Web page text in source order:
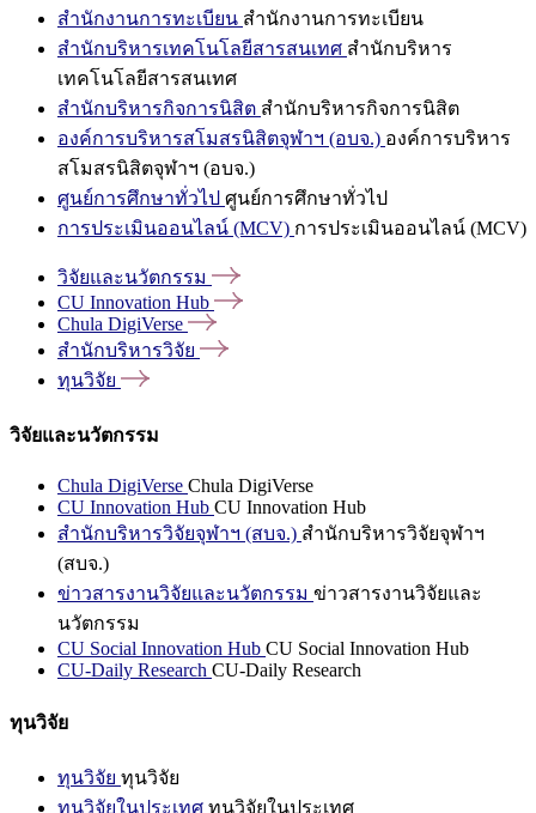
สำนักงานการทะเบียน สำนักงานการทะเบียน
สำนักบริหารเทคโนโลยีสารสนเทศ สำนักบริหาร
เทคโนโลยีสารสนเทศ
สำนักบริหารกิจการนิสิต สำนักบริหารกิจการนิสิต
องค์การบริหารสโมสรนิสิตจุฬาฯ (อบจ.) องค์การบริหาร
สโมสรนิสิตจุฬาฯ (อบจ.)
ศูนย์การศึกษาทั่วไป ศูนย์การศึกษาทั่วไป
การประเมินออนไลน์ (MCV) การประเมินออนไลน์ (MCV)
วิจัยและนวัตกรรม
CU Innovation Hub
Chula DigiVerse
สำนักบริหารวิจัย
ทุนวิจัย
วิจัยและนวัตกรรม
Chula DigiVerse Chula DigiVerse
CU Innovation Hub CU Innovation Hub
สำนักบริหารวิจัยจุฬาฯ (สบจ.) สำนักบริหารวิจัยจุฬาฯ
(สบจ.)
ข่าวสารงานวิจัยและนวัตกรรม ข่าวสารงานวิจัยและ
นวัตกรรม
CU Social Innovation Hub CU Social Innovation Hub
CU-Daily Research CU-Daily Research
ทุนวิจัย
ทุนวิจัย ทุนวิจัย
ทุนวิจัยในประเทศ ทุนวิจัยในประเทศ